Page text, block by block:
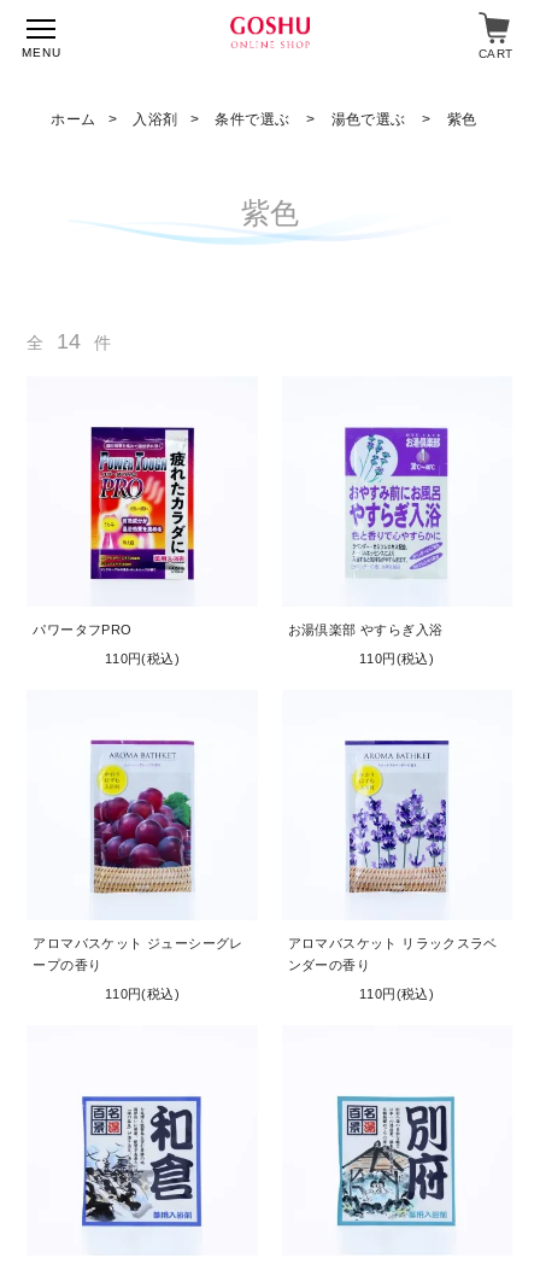
スキンケア
ショップガイド よくあるご質問
ギフト対応について メルマガ登録
MENU CART
ホーム 入浴剤 条件で選ぶ 湯色で選ぶ 紫色
紫色
全 14 件
パワータフPRO
110円(税込)
お湯倶楽部 やすらぎ入浴
110円(税込)
アロマバスケット ジューシーグレ
ープの香り
110円(税込)
アロマバスケット リラックスラベ
ンダーの香り
110円(税込)